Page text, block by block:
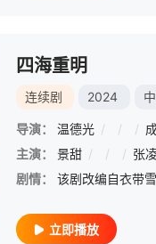
四海重明
连续剧 2024
导演： 温德光 / / /
主演：
景甜 / / / 张
剧情：
立即播放